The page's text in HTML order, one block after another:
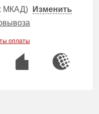
МКАД)
Изменить
оплаты